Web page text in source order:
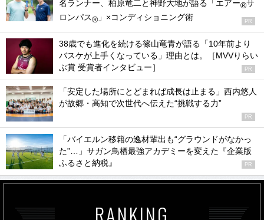
名ランナー、柏原竜二と神野大地が語る「エアー®サ
ロンパス® 」×コンディショニング術 PR
38歳でも進化を続ける篠山竜青が語る「10年前より
バスケが上手くなっている」理由とは。［MVVりらい
ぶ賞 受賞者インタビュー］
PR
「安定した場所にとどまれば成長は止まる」西内悠人
が故郷・高知で次世代へ伝えた“挑戦する力”
PR
「バイエルン移籍の逸材輩出も“グラウンドがなかっ
た”…」サガン鳥栖最強アカデミーを変えた『企業版
ふるさと納税』
PR
RANKING